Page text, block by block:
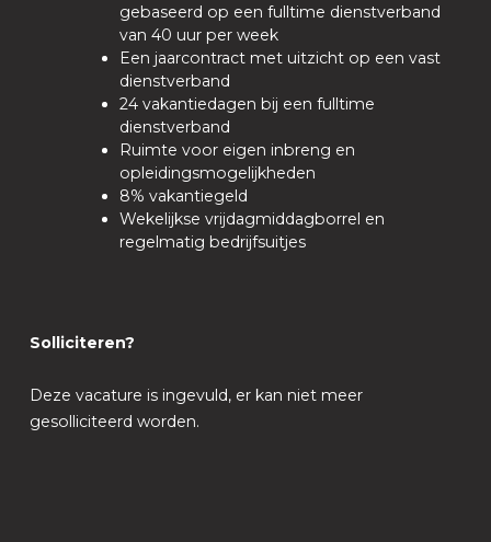
gebaseerd op een fulltime dienstverband
van 40 uur per week
Een jaarcontract met uitzicht op een vast
dienstverband
24 vakantiedagen bij een fulltime
dienstverband
Ruimte voor eigen inbreng en
opleidingsmogelijkheden
8% vakantiegeld
Wekelijkse vrijdagmiddagborrel en
regelmatig bedrijfsuitjes
Solliciteren?
Deze vacature is ingevuld, er kan niet meer
gesolliciteerd worden.